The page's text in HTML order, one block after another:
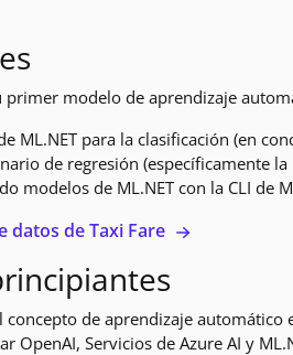
modelo de aprendizaje
ML.NET para la clasificación (en
de regresión (específicamente
modelos de ML.NET con la CLI de
datos de Taxi Fare
concepto de aprendizaje
OpenAI, Servicios de Azure AI y